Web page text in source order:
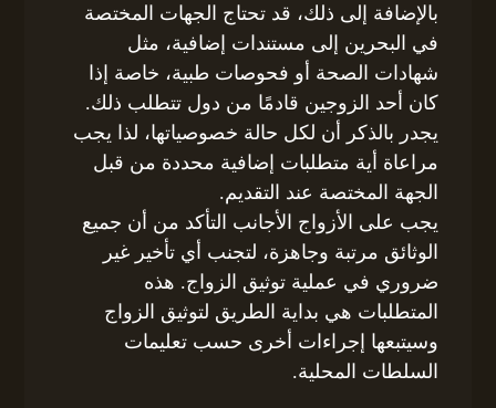
بالإضافة إلى ذلك، قد تحتاج الجهات المختصة
في البحرين إلى مستندات إضافية، مثل
شهادات الصحة أو فحوصات طبية، خاصة إذا
كان أحد الزوجين قادمًا من دول تتطلب ذلك.
يجدر بالذكر أن لكل حالة خصوصياتها، لذا يجب
مراعاة أية متطلبات إضافية محددة من قبل
الجهة المختصة عند التقديم.
يجب على الأزواج الأجانب التأكد من أن جميع
الوثائق مرتبة وجاهزة، لتجنب أي تأخير غير
ضروري في عملية توثيق الزواج. هذه
المتطلبات هي بداية الطريق لتوثيق الزواج
وسيتبعها إجراءات أخرى حسب تعليمات
السلطات المحلية.